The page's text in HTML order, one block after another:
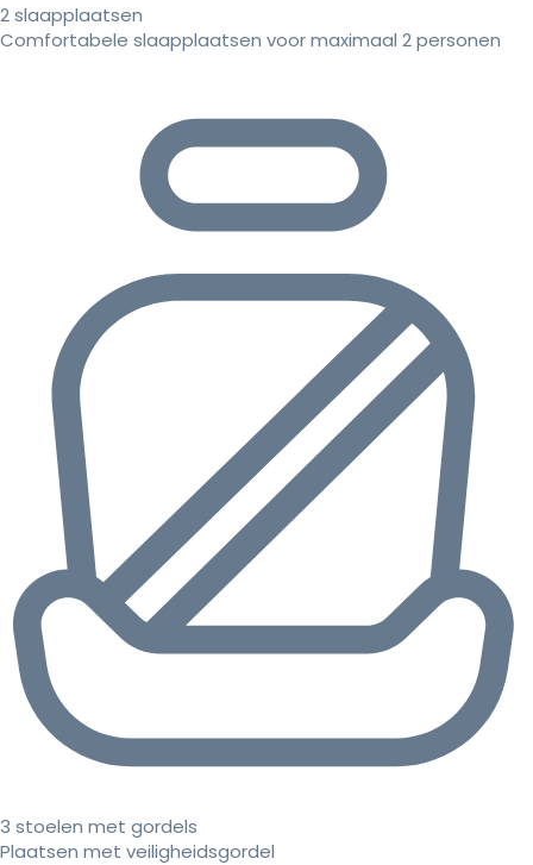
2 slaapplaatsen
Comfortabele slaapplaatsen voor maximaal 2 personen
3 stoelen met gordels
Plaatsen met veiligheidsgordel